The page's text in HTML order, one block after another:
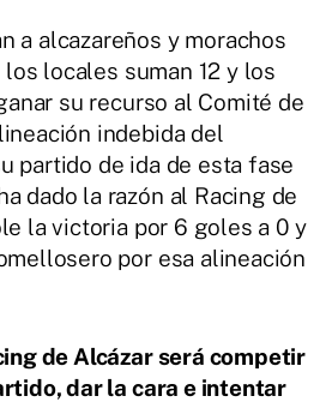
a alcazareños y morachos
locales suman 12 y los
su recurso al Comité de
indebida del
partido de ida de esta fase
dado la razón al Racing de
la victoria por 6 goles a 0 y
por esa alineación
de Alcázar será competir
dar la cara e intentar